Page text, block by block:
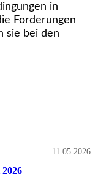
in
Forderungen
sie bei den
11.05.2026